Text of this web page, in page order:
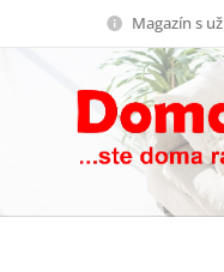
Magazín s